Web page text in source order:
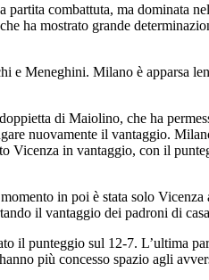
combattuta, ma dominata
ha mostrato grande
e Meneghini. Milano è apparsa
di Maiolino, che ha
nuovamente il vantaggio.
Vicenza in vantaggio, con il
in poi è stata solo Vicenza
il vantaggio dei padroni di
il punteggio sul 12-7. L’ultima
più concesso spazio agli